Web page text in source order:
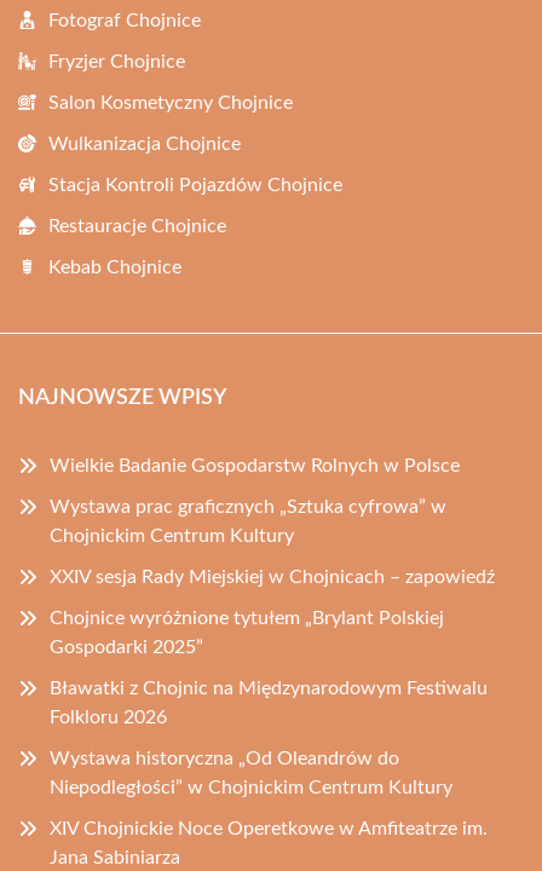
Fotograf Chojnice
Fryzjer Chojnice
Salon Kosmetyczny Chojnice
Wulkanizacja Chojnice
Stacja Kontroli Pojazdów Chojnice
Restauracje Chojnice
Kebab Chojnice
NAJNOWSZE WPISY
Wielkie Badanie Gospodarstw Rolnych w Polsce
Wystawa prac graficznych „Sztuka cyfrowa” w
Chojnickim Centrum Kultury
XXIV sesja Rady Miejskiej w Chojnicach – zapowiedź
Chojnice wyróżnione tytułem „Brylant Polskiej
Gospodarki 2025”
Bławatki z Chojnic na Międzynarodowym Festiwalu
Folkloru 2026
Wystawa historyczna „Od Oleandrów do
Niepodległości” w Chojnickim Centrum Kultury
XIV Chojnickie Noce Operetkowe w Amfiteatrze im.
Jana Sabiniarza